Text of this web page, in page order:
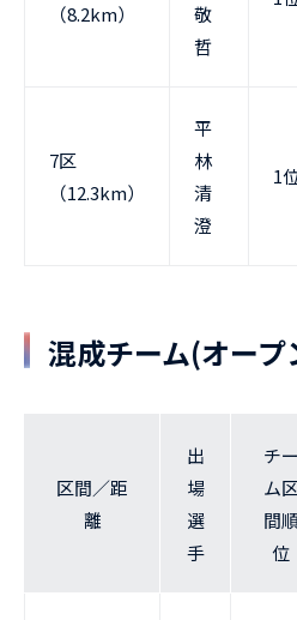
（8.2km）
敬
哲
7区
（12.3km）
平
林
清
澄
1
混成チーム(オープ
区間／距
離
出
場
選
手
チー
ム区
間順
位